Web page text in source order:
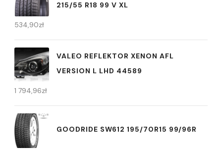
215/55 R18 99 V XL
534,90zł
VALEO REFLEKTOR XENON AFL
VERSION L LHD 44589
1 794,96zł
GOODRIDE SW612 195/70R15 99/96R